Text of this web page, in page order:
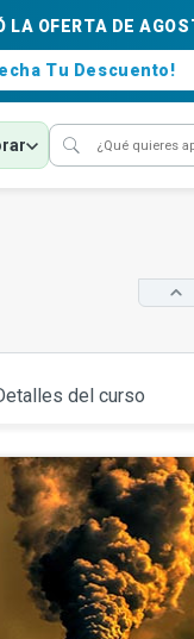
LA OFERTA DE
Tu Descuento!
del curso